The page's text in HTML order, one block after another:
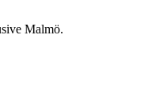
Malmö.